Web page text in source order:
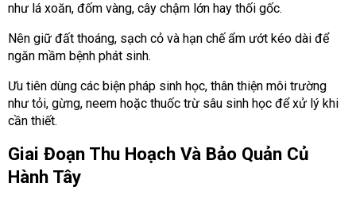
như lá xoăn, đốm vàng, cây chậm lớn hay thối gốc.
Nên giữ đất thoáng, sạch cỏ và hạn chế ẩm ướt kéo dài để
ngăn mầm bệnh phát sinh.
Ưu tiên dùng các biện pháp sinh học, thân thiện môi trường
như tỏi, gừng, neem hoặc thuốc trừ sâu sinh học để xử lý khi
cần thiết.
Giai Đoạn Thu Hoạch Và Bảo Quản Củ
Hành Tây